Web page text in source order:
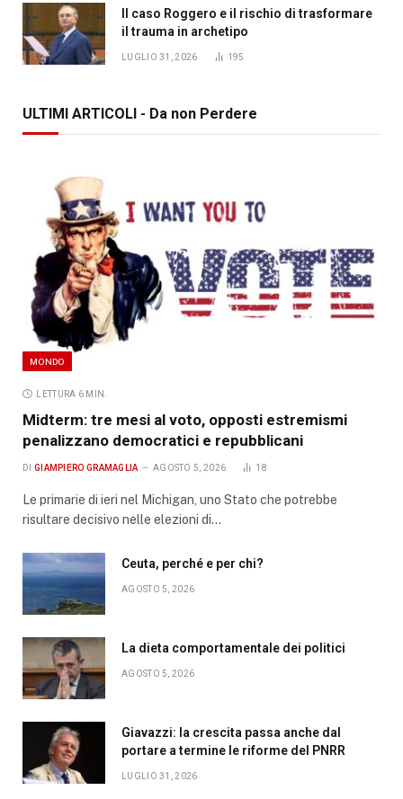
Il caso Roggero e il rischio di trasformare
il trauma in archetipo
LUGLIO 31, 2026 195
ULTIMI ARTICOLI - Da non Perdere
MONDO
LETTURA 6 MIN.
Midterm: tre mesi al voto, opposti estremismi
penalizzano democratici e repubblicani
DI GIAMPIERO GRAMAGLIA AGOSTO 5, 2026 18
Le primarie di ieri nel Michigan, uno Stato che potrebbe
risultare decisivo nelle elezioni di…
Ceuta, perché e per chi?
AGOSTO 5, 2026
La dieta comportamentale dei politici
AGOSTO 5, 2026
Giavazzi: la crescita passa anche dal
portare a termine le riforme del PNRR
LUGLIO 31, 2026